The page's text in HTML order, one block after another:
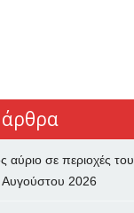
αύριο σε περιοχές του
Αυγούστου 2026